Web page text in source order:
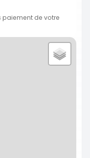
paiement de votre